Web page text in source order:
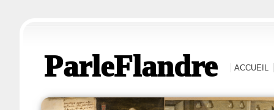
ParleFlandre ACCUEIL